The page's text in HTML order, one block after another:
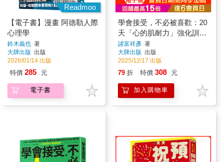
Readmoo
【電子書】漫畫 阿德勒人際
心理學
鈴木義也 著
大牌出版 出版
2026/01/14 出版
特價 285 元
電子書
學會接受，不必被喜歡：20
天「心的肌耐力」強化訓
練，就算全世界都討厭我也
完全無所謂【一生受用的心
靈強韌術】
諸富祥彥 著
大牌出版 出版
2025/12/17 出版
79 折 特價 308 元
加入購物車